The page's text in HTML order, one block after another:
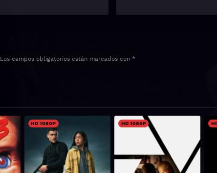
Los campos obligatorios están marcados con *
HD 1080P HD 1080P